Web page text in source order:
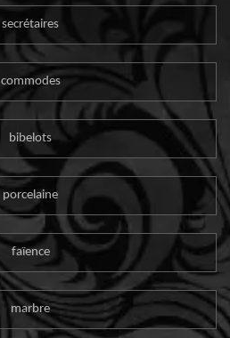
secrétaires
commodes
bibelots
porcelaine
faïence
marbre